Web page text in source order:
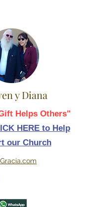
y Diana
Helps Others"
HERE to Help
our Church